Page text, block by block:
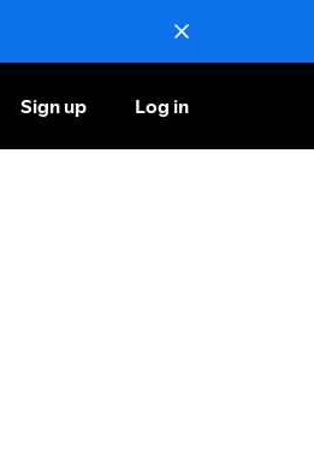
Sign up Log in